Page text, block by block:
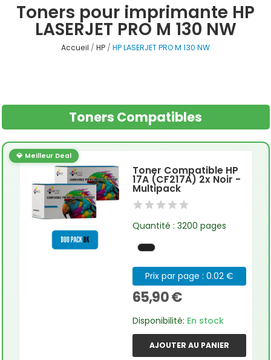
Toners pour imprimante HP
LASERJET PRO M 130 NW
Accueil HP HP LASERJET PRO M 130 NW
Toners Compatibles
💎 Meilleur Deal
Toner Compatible HP
17A (CF217A) 2x Noir -
Multipack
Quantité : 3200 pages
Prix par page : 0.02 €
65,90 €
Disponibilité: En stock
AJOUTER AU PANIER